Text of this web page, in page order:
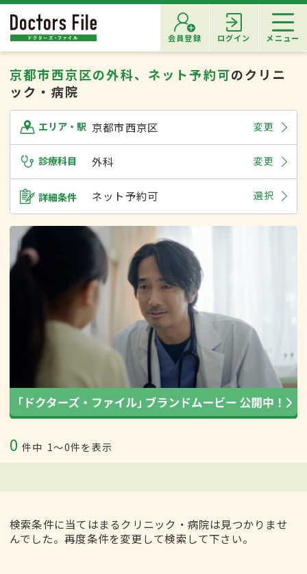
会員登録 ログイン メニュー
京都市西京区の外科、ネット予約可のクリニ
ック・病院
エリア・駅 京都市西京区 変更
診療科目 外科 変更
詳細条件 ネット予約可 選択
0 件中 1〜0件を表示
検索条件に当てはまるクリニック・病院は見つかりませ
んでした。再度条件を変更して検索して下さい。